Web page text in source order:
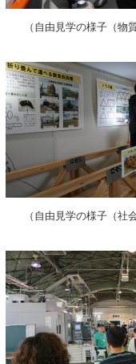
（自由見学の様子（物
（自由見学の様子（社